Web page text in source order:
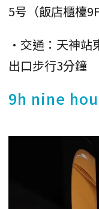
5号（飯店櫃檯9F
•交通：天神站
出口步行3分鐘
9h nine